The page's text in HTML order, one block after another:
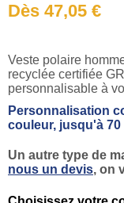
Dès 47,05 €
Veste polaire
recyclée certifiée
personnalisable à
Personnalisation
couleur, jusqu'à 70
Un autre type de
nous un devis, on